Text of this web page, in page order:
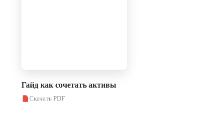
Гайд как сочетать активы
Скачать PDF